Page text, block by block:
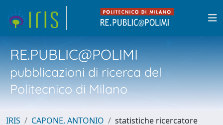
RE.PUBLIC@POLIMI
pubblicazioni di ricerca del
Politecnico di Milano
IRIS CAPONE, ANTONIO statistiche ricercatore